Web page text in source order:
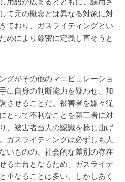
て元の概念とは異なる対象に対
ており、ガスライティングとい
めにより厳密に定義し直そうと
グがその他のマニピュレーショ
に自身の判断能力を疑わせ、加
させることだ。被害者を嫌々従
とって不利なことを第三者に対
、被害者当人の認識を捻じ曲げ
ガスライティングは必ずしも人
いものの、社会的な差別の存在
る土台となるため、ガスライテ
重なることは多い。しかしあく